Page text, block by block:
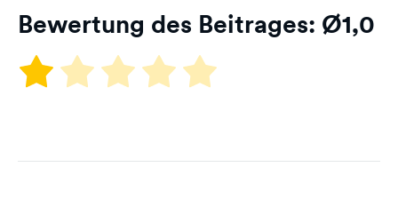
Bewertung des Beitrages: Ø1,0